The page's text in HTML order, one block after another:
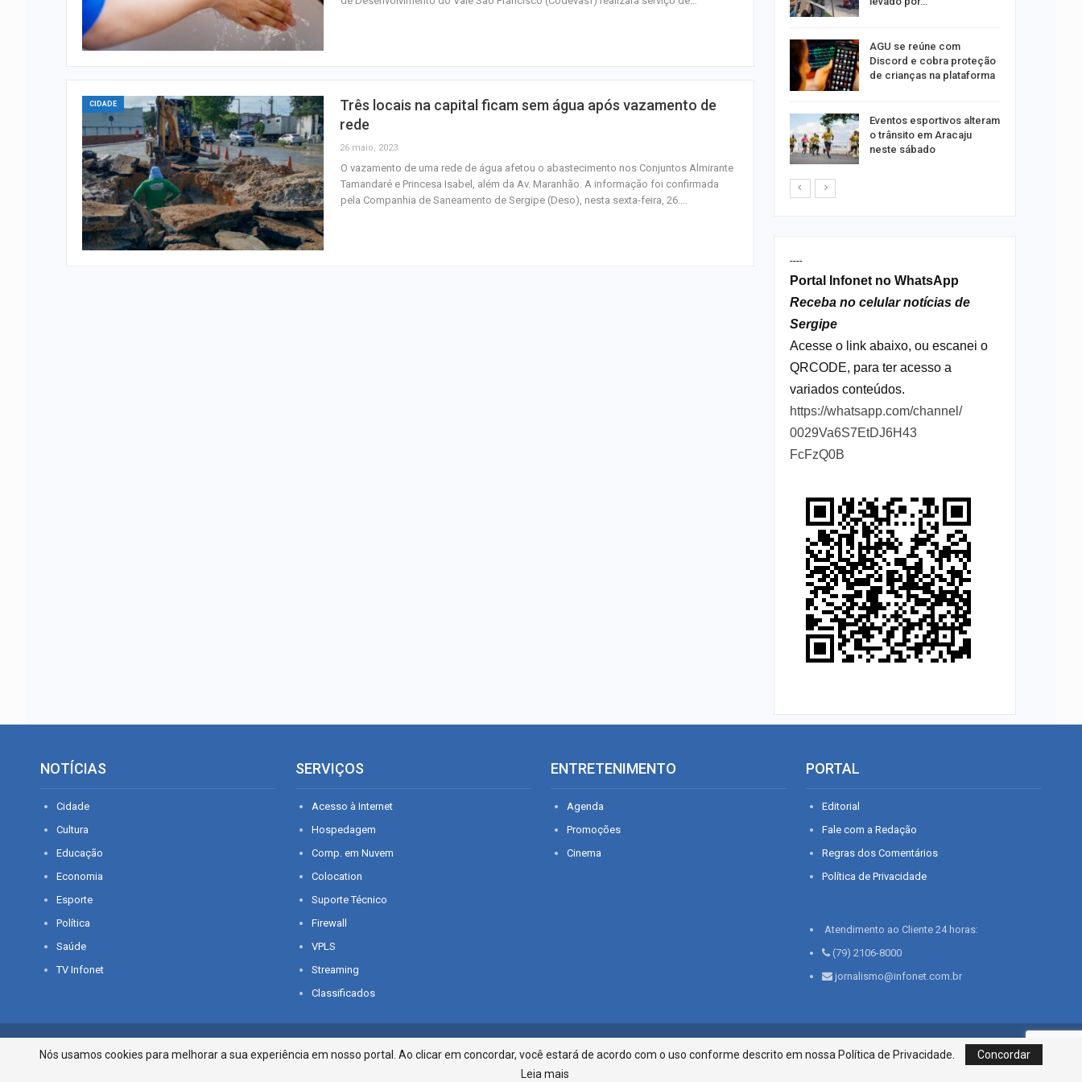
CIDADE
Três locais na capital ficam sem água após vazamento de
rede
26 maio, 2023
O vazamento de uma rede de água afetou o abastecimento nos Conjuntos Almirante
Tamandaré e Princesa Isabel, além da Av. Maranhão. A informação foi confirmada
pela Companhia de Saneamento de Sergipe (Deso), nesta sexta-feira, 26.…
AGU se reúne com
Discord e cobra proteção
de crianças na plataforma
Eventos esportivos alteram
o trânsito em Aracaju
neste sábado
----
Portal Infonet no WhatsApp
Receba no celular notícias de
Sergipe
Acesse o link abaixo, ou escanei o
QRCODE, para ter acesso a
variados conteúdos.
https://whatsapp.com/channel/
0029Va6S7EtDJ6H43
FcFzQ0B
NOTÍCIAS
Cidade
Cultura
Educação
Economia
Esporte
Política
Saúde
TV Infonet
SERVIÇOS
Acesso à Internet
Hospedagem
Comp. em Nuvem
Colocation
Suporte Técnico
Firewall
VPLS
Streaming
Classificados
ENTRETENIMENTO
Agenda
Promoções
Cinema
PORTAL
Editorial
Fale com a Redação
Regras dos Comentários
Política de Privacidade
Atendimento ao Cliente 24 horas:
(79) 2106-8000
jornalismo@infonet.com.br
© 2026 - O que é notícia em Sergipe. Todos os direitos reservados.
Infonet - Rua Monsenhor Silveira 276, Bairro São José | Aracaju-SE, CEP 49015-030, Fone: 79.2106.8000 - CI
Centro de Informações LTDA
Nós usamos cookies para melhorar a sua experiência em nosso portal. Ao clicar em concordar, você estará de acordo com o uso conforme descrito em nossa Política de Privacidade.
Concordar
Leia mais